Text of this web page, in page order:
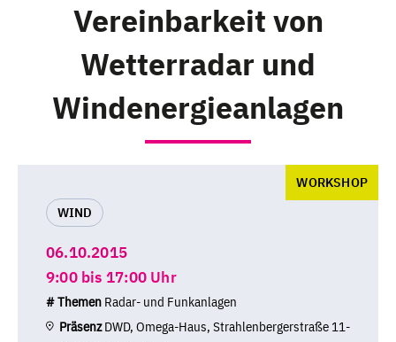
Vereinbarkeit von
Wetterradar und
Windenergieanlagen
WORKSHOP
WIND
06.10.2015
9:00 bis 17:00 Uhr
# Themen Radar- und Funkanlagen
PräsenzDWD, Omega-Haus, Strahlenbergerstraße 11-